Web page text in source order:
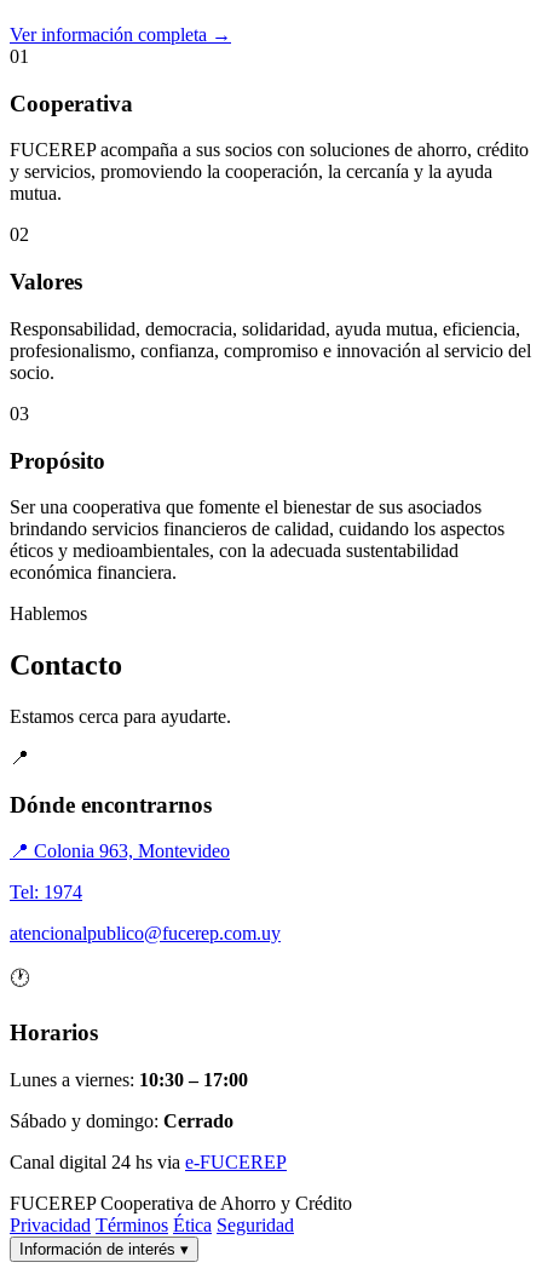
Ver información completa →
01
Cooperativa
FUCEREP acompaña a sus socios con soluciones de ahorro, crédito
y servicios, promoviendo la cooperación, la cercanía y la ayuda
mutua.
02
Valores
Responsabilidad, democracia, solidaridad, ayuda mutua, eficiencia,
profesionalismo, confianza, compromiso e innovación al servicio del
socio.
03
Propósito
Ser una cooperativa que fomente el bienestar de sus asociados
brindando servicios financieros de calidad, cuidando los aspectos
éticos y medioambientales, con la adecuada sustentabilidad
económica financiera.
Hablemos
Contacto
Estamos cerca para ayudarte.
📍
Dónde encontrarnos
📍 Colonia 963, Montevideo
Tel: 1974
atencionalpublico@fucerep.com.uy
🕐
Horarios
Lunes a viernes: 10:30 – 17:00
Sábado y domingo: Cerrado
Canal digital 24 hs via e-FUCEREP
FUCEREP Cooperativa de Ahorro y Crédito
Privacidad Términos Ética Seguridad
Información de interés ▾